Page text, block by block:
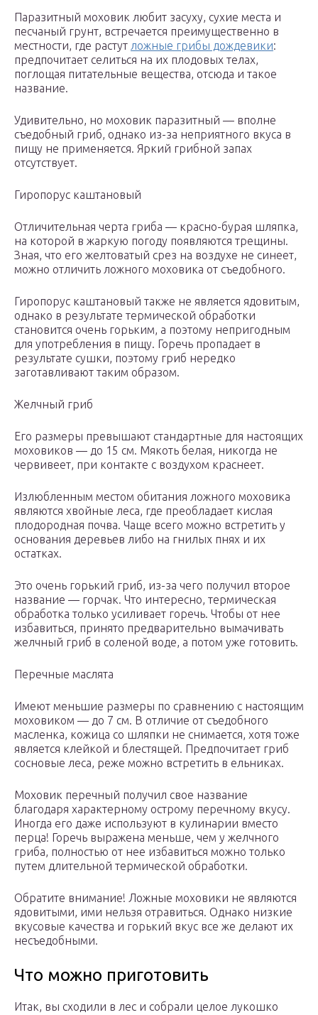
Паразитный моховик любит засуху, сухие места и
песчаный грунт, встречается преимущественно в
местности, где растут ложные грибы дождевики:
предпочитает селиться на их плодовых телах,
поглощая питательные вещества, отсюда и такое
название.
Удивительно, но моховик паразитный — вполне
съедобный гриб, однако из-за неприятного вкуса в
пищу не применяется. Яркий грибной запах
отсутствует.
Гиропорус каштановый
Отличительная черта гриба — красно-бурая шляпка,
на которой в жаркую погоду появляются трещины.
Зная, что его желтоватый срез на воздухе не синеет,
можно отличить ложного моховика от съедобного.
Гиропорус каштановый также не является ядовитым,
однако в результате термической обработки
становится очень горьким, а поэтому непригодным
для употребления в пищу. Горечь пропадает в
результате сушки, поэтому гриб нередко
заготавливают таким образом.
Желчный гриб
Его размеры превышают стандартные для настоящих
моховиков — до 15 см. Мякоть белая, никогда не
червивеет, при контакте с воздухом краснеет.
Излюбленным местом обитания ложного моховика
являются хвойные леса, где преобладает кислая
плодородная почва. Чаще всего можно встретить у
основания деревьев либо на гнилых пнях и их
остатках.
Это очень горький гриб, из-за чего получил второе
название — горчак. Что интересно, термическая
обработка только усиливает горечь. Чтобы от нее
избавиться, принято предварительно вымачивать
желчный гриб в соленой воде, а потом уже готовить.
Перечные маслята
Имеют меньшие размеры по сравнению с настоящим
моховиком — до 7 см. В отличие от съедобного
масленка, кожица со шляпки не снимается, хотя тоже
является клейкой и блестящей. Предпочитает гриб
сосновые леса, реже можно встретить в ельниках.
Моховик перечный получил свое название
благодаря характерному острому перечному вкусу.
Иногда его даже используют в кулинарии вместо
перца! Горечь выражена меньше, чем у желчного
гриба, полностью от нее избавиться можно только
путем длительной термической обработки.
Обратите внимание! Ложные моховики не являются
ядовитыми, ими нельзя отравиться. Однако низкие
вкусовые качества и горький вкус все же делают их
несъедобными.
Что можно приготовить
Итак, вы сходили в лес и собрали целое лукошко